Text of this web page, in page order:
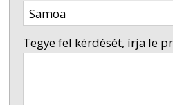
Tegye fel kérdését, írja le